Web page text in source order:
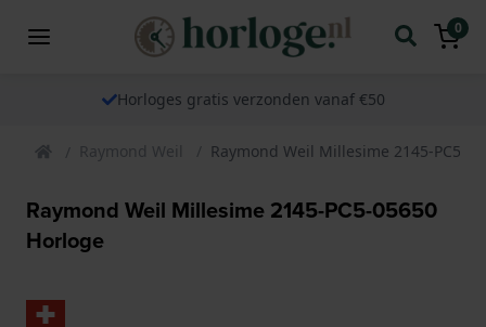
0
Horloges gratis verzonden vanaf €50
Raymond Weil Raymond Weil Millesime 2145-PC5-
Raymond Weil Millesime 2145-PC5-05650
Horloge